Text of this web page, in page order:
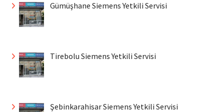
Gümüşhane Siemens Yetkili Servisi
Tirebolu Siemens Yetkili Servisi
Şebinkarahisar Siemens Yetkili Servisi